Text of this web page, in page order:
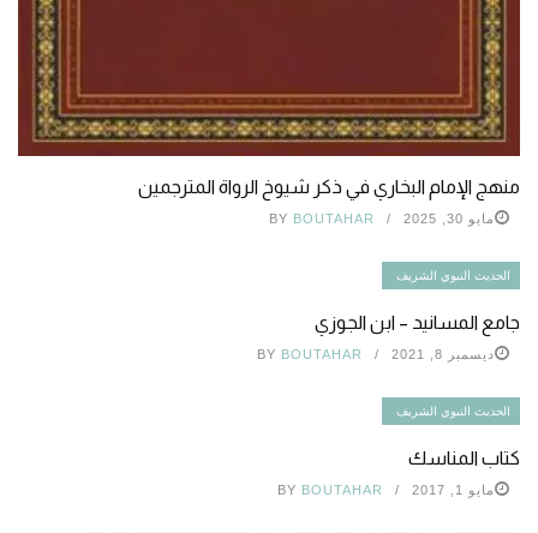
منهج الإمام البخاري في ذكر شيوخ الرواة المترجمين
مايو 30, 2025 BY BOUTAHAR
الحديث النبوي الشريف
جامع المسانيد – ابن الجوزي
ديسمبر 8, 2021 BY BOUTAHAR
الحديث النبوي الشريف
كتاب المناسك
مايو 1, 2017 BY BOUTAHAR